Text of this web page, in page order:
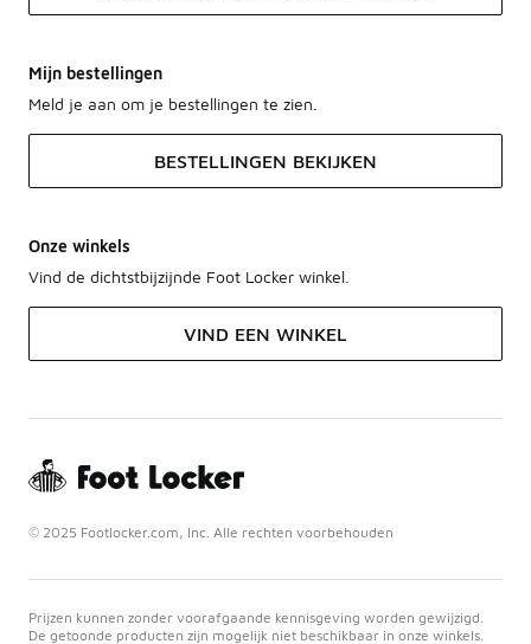
Mijn bestellingen
Meld je aan om je bestellingen te zien.
BESTELLINGEN BEKIJKEN
Onze winkels
Vind de dichtstbijzijnde Foot Locker winkel.
VIND EEN WINKEL
© 2025 Footlocker.com, Inc. Alle rechten voorbehouden
Prijzen kunnen zonder voorafgaande kennisgeving worden gewijzigd.
De getoonde producten zijn mogelijk niet beschikbaar in onze winkels.